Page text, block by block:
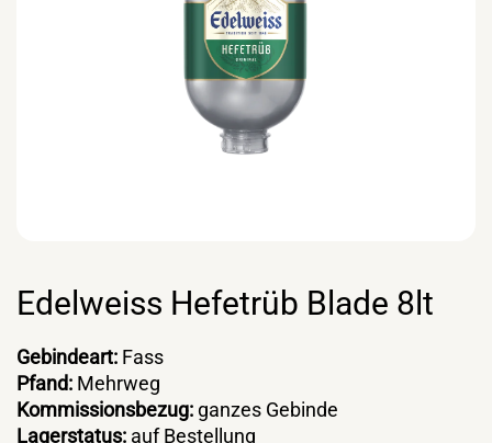
Edelweiss Hefetrüb Blade 8lt
Gebindeart: Fass
Pfand: Mehrweg
Kommissionsbezug: ganzes Gebinde
Lagerstatus: auf Bestellung